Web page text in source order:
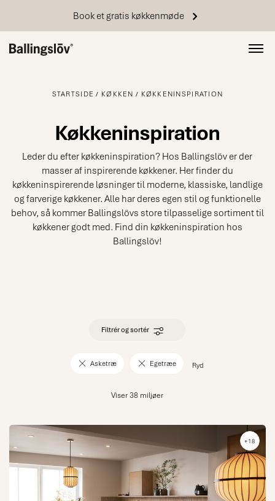
Book et gratis køkkenmøde
STARTSIDE KØKKEN KØKKENINSPIRATION
Køkkeninspiration
Leder du efter køkkeninspiration? Hos Ballingslöv er der
masser af inspirerende køkkener. Her finder du
køkkeninspirerende løsninger til moderne, klassiske, landlige
og farverige køkkener. Alle har deres egen stil og funktionelle
behov, så kommer Ballingslövs store tilpasselige sortiment til
køkkener godt med. Find din køkkeninspiration hos
Ballingslöv!
Filtrér og sortér
Asketræ Egetræe Ryd
Viser 38 miljøer
+18